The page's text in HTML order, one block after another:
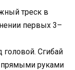
треск в
первых 3–
головой. Сгибай
прямыми руками